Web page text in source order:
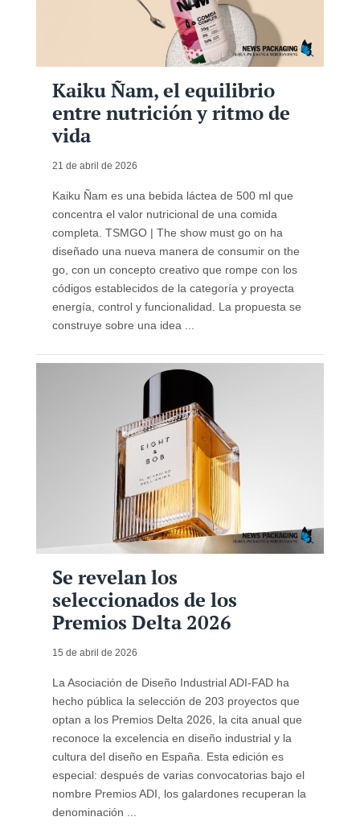
Kaiku Ñam, el equilibrio
entre nutrición y ritmo de
vida
21 de abril de 2026
Kaiku Ñam es una bebida láctea de 500 ml que
concentra el valor nutricional de una comida
completa. TSMGO | The show must go on ha
diseñado una nueva manera de consumir on the
go, con un concepto creativo que rompe con los
códigos establecidos de la categoría y proyecta
energía, control y funcionalidad. La propuesta se
construye sobre una idea ...
Se revelan los
seleccionados de los
Premios Delta 2026
15 de abril de 2026
La Asociación de Diseño Industrial ADI-FAD ha
hecho pública la selección de 203 proyectos que
optan a los Premios Delta 2026, la cita anual que
reconoce la excelencia en diseño industrial y la
cultura del diseño en España. Esta edición es
especial: después de varias convocatorias bajo el
nombre Premios ADI, los galardones recuperan la
denominación ...